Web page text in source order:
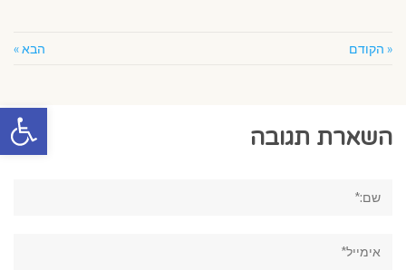
פתח
« הקודם הבא »
השארת תגובה